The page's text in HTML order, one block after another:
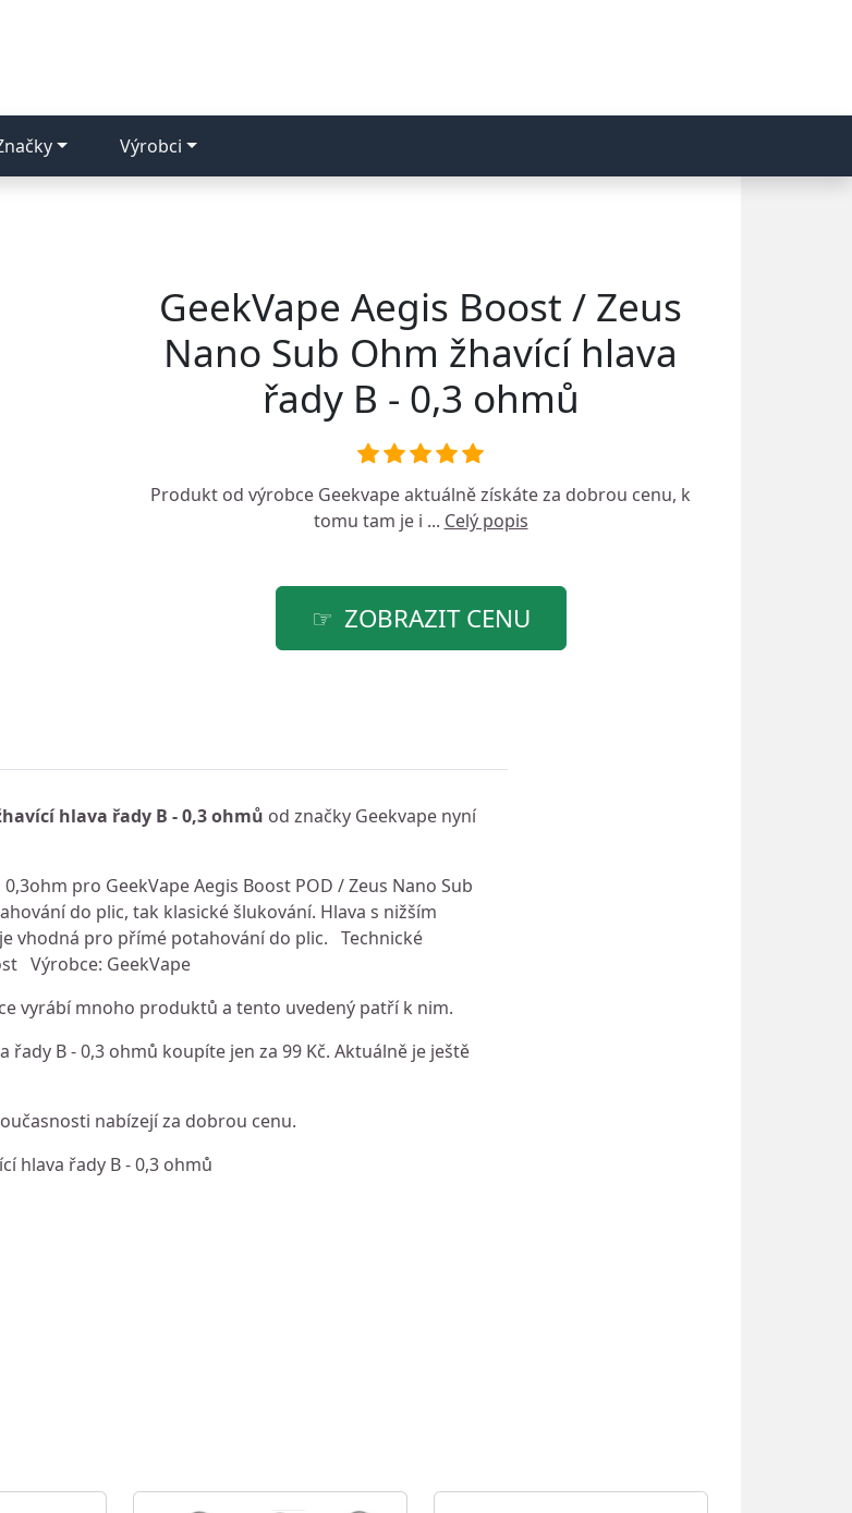
Výrobci
GeekVape Aegis Boost / Zeus
Nano Sub Ohm žhavící hlava
řady B - 0,3 ohmů
Produkt od výrobce Geekvapeaktuálně získáte za dobrou cenu, k
tomu tam je i ... Celý popis
ZOBRAZIT CENU
hlava řady B - 0,3 ohmů od značky Geekvape nyní
pro GeekVape Aegis Boost POD / Zeus Nano Sub
do plic, tak klasické šlukování. Hlava s nižším
vhodná pro přímé potahování do plic. Technické
Výrobce: GeekVape
vyrábí mnoho produktů a tento uvedený patří k nim.
řady B - 0,3 ohmů koupíte jen za 99 Kč. Aktuálně je ještě
nabízejí za dobrou cenu.
hlava řady B - 0,3 ohmů